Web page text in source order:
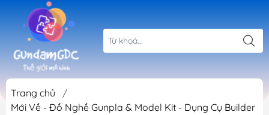
Trang chủ
/
Mới Về - Đồ Nghề Gunpla & Model Kit - Dụng Cụ Builder